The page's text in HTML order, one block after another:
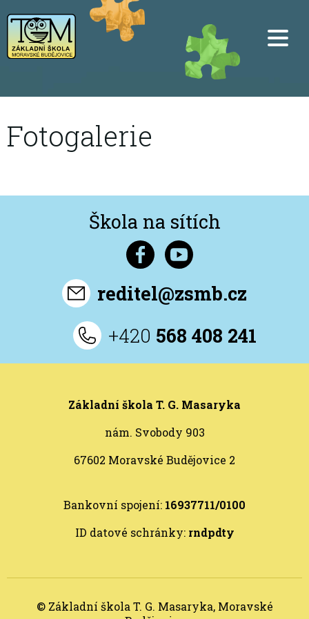
Fotogalerie
Škola na sítích
reditel@zsmb.cz
+420 568 408 241
Základní škola T. G. Masaryka
nám. Svobody 903
67602 Moravské Budějovice 2
Bankovní spojení: 16937711/0100
ID datové schránky: rndpdty
© Základní škola T. G. Masaryka, Moravské